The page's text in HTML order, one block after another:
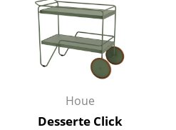
Lits empilables
Lits enfants
Tables de chevet et
... voir tous les lits
Houe
Desserte Click